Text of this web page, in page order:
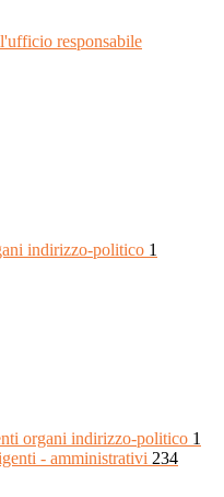
responsabile
indirizzo-politico 1
organi indirizzo-politico 1
- amministrativi 234